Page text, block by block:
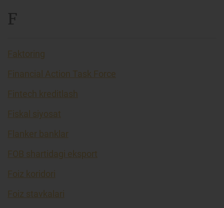
F
Faktoring
Financial Action Task Force
Fintech kreditlash
Fiskal siyosat
Flanker banklar
FOB shartidagi eksport
Foiz koridori
Foiz stavkalari